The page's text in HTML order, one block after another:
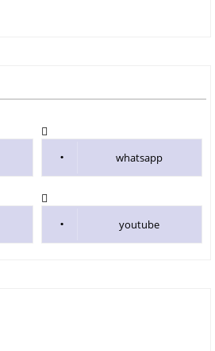
whatsapp
youtube